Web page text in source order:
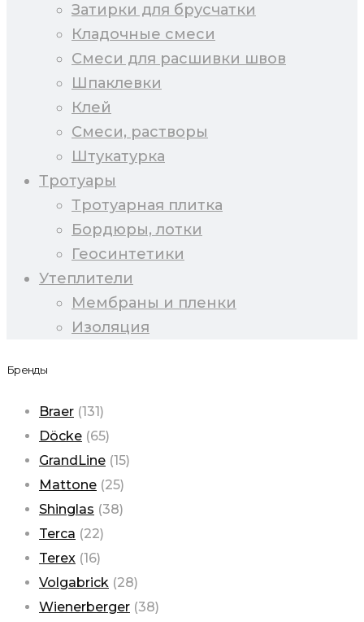
Затирки для брусчатки
Кладочные смеси
Смеси для расшивки швов
Шпаклевки
Клей
Смеси, растворы
Штукатурка
Тротуары
Тротуарная плитка
Бордюры, лотки
Геосинтетики
Утеплители
Мембраны и пленки
Изоляция
Бренды
Braer (131)
Döcke (65)
GrandLine (15)
Mattone (25)
Shinglas (38)
Terca (22)
Terex (16)
Volgabrick (28)
Wienerberger (38)